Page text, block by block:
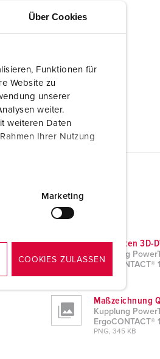
Über Cookies
Funktionen für
Website zu
unserer
weiter.
weiteren Daten
Ihrer Nutzung
Marketing
COOKIES ZULASSEN
CAD-Daten 3D-
Kupplung
ErgoCONTACT®
Maßzeichnung
Kupplung
ErgoCONTACT®
PNG, 345 KB